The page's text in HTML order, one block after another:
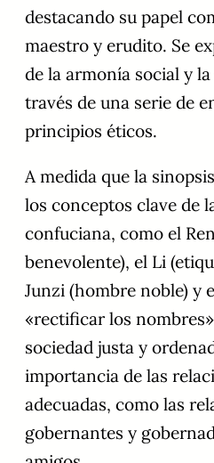
destacando su papel
maestro y erudito. Se
de la armonía social y
través de una serie de
principios éticos.
A medida que la
los conceptos clave de
confuciana, como el
benevolente), el Li
Junzi (hombre noble) y
«rectificar los
sociedad justa y
importancia de las
adecuadas, como las
gobernantes y